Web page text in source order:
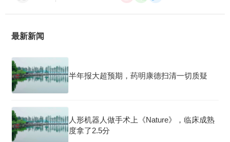
最新新闻
半年报大超预期，药明康德扫清一切质疑
人形机器人做手术上《Nature》，临床成熟
度拿了2.5分